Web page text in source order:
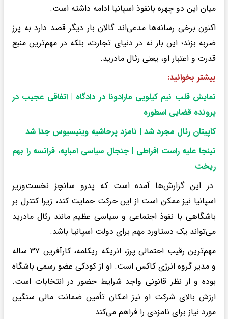
میان این دو چهره بانفوذ اسپانیا ادامه داشته است.
اکنون برخی رسانه‌ها مدعی‌اند گالان بار دیگر قصد دارد به پرز
ضربه بزند؛ این بار نه در دنیای تجارت، بلکه در مهم‌ترین منبع
قدرت و اعتبار او، یعنی رئال مادرید.
بیشتر بخوانید:
نمایش قلب نیم کیلویی مارادونا در دادگاه | اتفاقی عجیب در
پرونده قضایی اسطوره
کاپیتان رئال مجرد شد | نامزد پرحاشیه وینیسیوس جدا شد
نینجا علیه راست افراطی | جنجال سیاسی امباپه، فرانسه را بهم
ریخت
در این گزارش‌ها آمده است که پدرو سانچز نخست‌وزیر
اسپانیا نیز ممکن است از این حرکت حمایت کند، زیرا کنترل بر
باشگاهی با نفوذ اجتماعی و سیاسی عظیم مانند رئال مادرید
می‌تواند یک دستاورد مهم برای دولت اسپانیا باشد.
مهم‌ترین رقیب احتمالی پرز، انریکه ریکلمه، کارآفرین ۳۷ ساله
و مدیر گروه انرژی کاکس است. او از کودکی عضو رسمی باشگاه
بوده و از نظر قانونی واجد شرایط حضور در انتخابات است.
ارزش بالای شرکت او نیز امکان تأمین ضمانت مالی سنگین
مورد نیاز برای نامزدی را فراهم می‌کند.